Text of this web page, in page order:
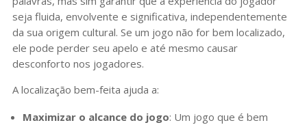
seja fluida, envolvente e significativa, independentemente
da sua origem cultural. Se um jogo não for bem localizado,
ele pode perder seu apelo e até mesmo causar
desconforto nos jogadores.
A localização bem-feita ajuda a:
Maximizar o alcance do jogo: Um jogo que é bem